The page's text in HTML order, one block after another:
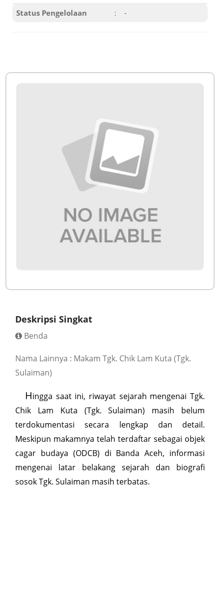
Status Pengelolaan : -
Deskripsi Singkat
Benda
Nama Lainnya : Makam Tgk. Chik Lam Kuta (Tgk.
Sulaiman)
Hingga saat ini, riwayat sejarah mengenai Tgk.
Chik Lam Kuta (Tgk. Sulaiman) masih belum
terdokumentasi secara lengkap dan detail.
Meskipun makamnya telah terdaftar sebagai objek
cagar budaya (ODCB) di Banda Aceh, informasi
mengenai latar belakang sejarah dan biografi
sosok Tgk. Sulaiman masih terbatas.